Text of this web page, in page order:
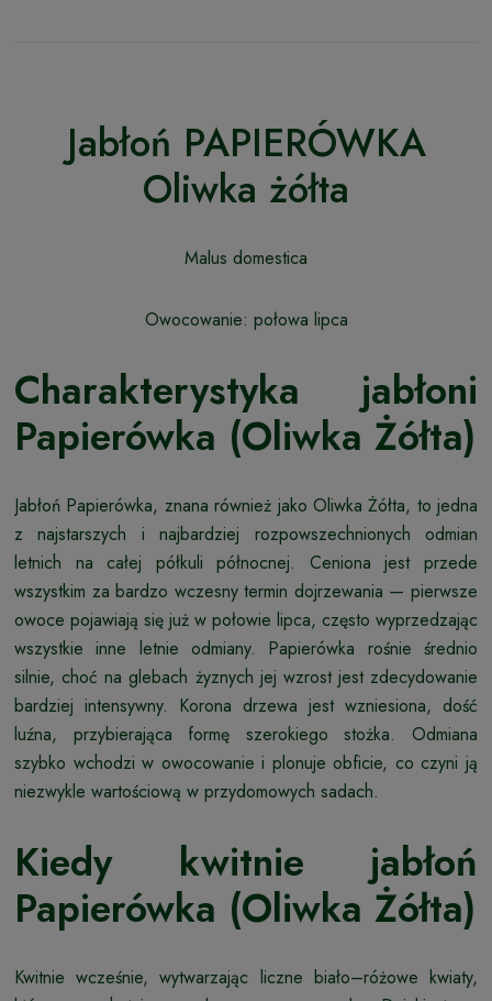
Jabłoń PAPIERÓWKA
Oliwka żółta
Malus domestica
Owocowanie: połowa lipca
Charakterystyka jabłoni
Papierówka (Oliwka Żółta)
Jabłoń Papierówka, znana również jako Oliwka Żółta, to jedna
z najstarszych i najbardziej rozpowszechnionych odmian
letnich na całej półkuli północnej. Ceniona jest przede
wszystkim za bardzo wczesny termin dojrzewania — pierwsze
owoce pojawiają się już w połowie lipca, często wyprzedzając
wszystkie inne letnie odmiany. Papierówka rośnie średnio
silnie, choć na glebach żyznych jej wzrost jest zdecydowanie
bardziej intensywny. Korona drzewa jest wzniesiona, dość
luźna, przybierająca formę szerokiego stożka. Odmiana
szybko wchodzi w owocowanie i plonuje obficie, co czyni ją
niezwykle wartościową w przydomowych sadach.
Kiedy kwitnie jabłoń
Papierówka (Oliwka Żółta)
Kwitnie wcześnie, wytwarzając liczne biało–różowe kwiaty,